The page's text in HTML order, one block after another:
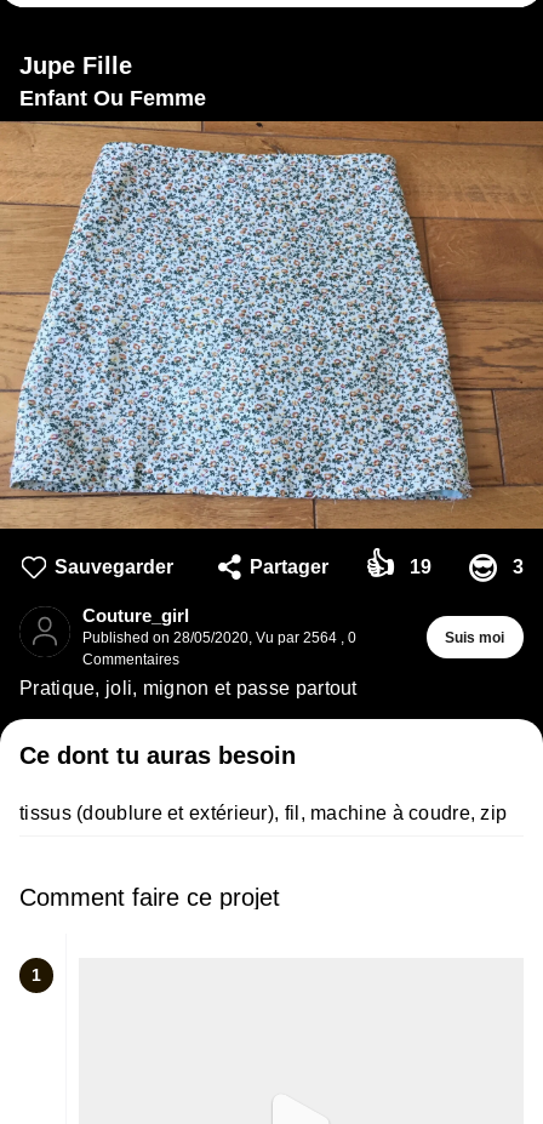
Jupe Fille
Enfant Ou Femme
Sauvegarder Partager 👍 19 😎 3
Couture_girl
Published on 28/05/2020, Vu par 2564 , 0
Commentaires
Suis moi
Pratique, joli, mignon et passe partout
Ce dont tu auras besoin
tissus (doublure et extérieur), fil, machine à coudre, zip
Comment faire ce projet
1